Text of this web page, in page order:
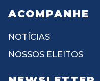
ACOMPANHE
NOTÍCIAS
NOSSOS ELEITOS